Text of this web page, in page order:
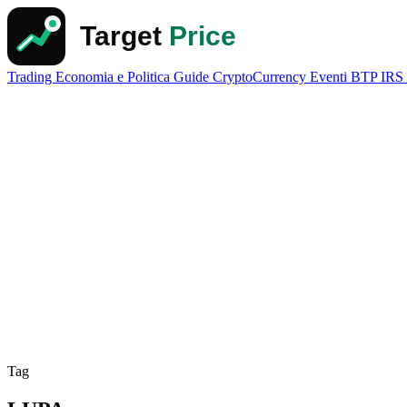
Trading Economia e Politica Guide CryptoCurrency Eventi BTPIRS
Tag